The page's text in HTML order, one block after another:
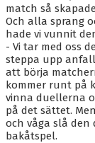
match så
Och alla sprang
hade vi vunnit
- Vi tar med oss
steppa upp
att börja
kommer runt på
vinna duellerna
på det sättet.
och våga slå
bakåtspel.